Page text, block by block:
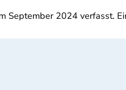
September 2024 verfasst.